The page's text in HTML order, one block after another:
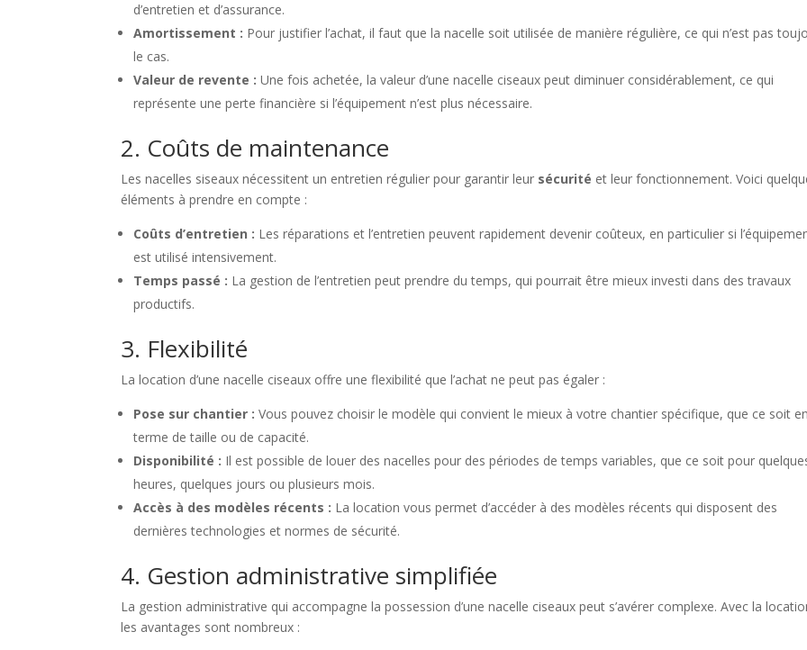
d’entretien et d’assurance.
Amortissement : Pour justifier l’achat, il faut que la nacelle soit utilisée de manière régulière, ce qui n’est pas
le cas.
Valeur de revente : Une fois achetée, la valeur d’une nacelle ciseaux peut diminuer considérablement, ce qui
représente une perte financière si l’équipement n’est plus nécessaire.
2. Coûts de maintenance
Les nacelles siseaux nécessitent un entretien régulier pour garantir leur sécurité et leur fonctionnement. Voici
éléments à prendre en compte :
Coûts d’entretien : Les réparations et l’entretien peuvent rapidement devenir coûteux, en particulier si
est utilisé intensivement.
Temps passé : La gestion de l’entretien peut prendre du temps, qui pourrait être mieux investi dans des travaux
productifs.
3. Flexibilité
La location d’une nacelle ciseaux offre une flexibilité que l’achat ne peut pas égaler :
Pose sur chantier : Vous pouvez choisir le modèle qui convient le mieux à votre chantier spécifique, que ce soit en
terme de taille ou de capacité.
Disponibilité : Il est possible de louer des nacelles pour des périodes de temps variables, que ce soit pour
heures, quelques jours ou plusieurs mois.
Accès à des modèles récents : La location vous permet d’accéder à des modèles récents qui disposent des
dernières technologies et normes de sécurité.
4. Gestion administrative simplifiée
La gestion administrative qui accompagne la possession d’une nacelle ciseaux peut s’avérer complexe. Avec la
les avantages sont nombreux :